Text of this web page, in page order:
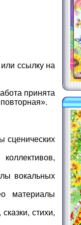
ссылку на
принята
сценических
вокальных
материалы
стихи,